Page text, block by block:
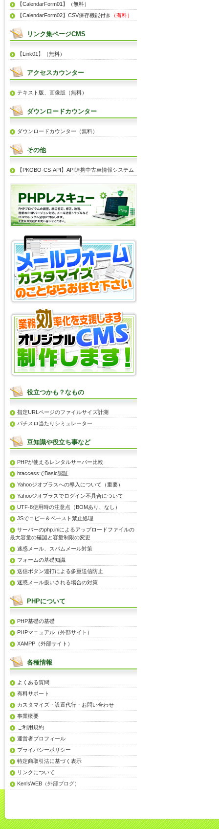
【CalendarForm01】（無料）
【CalendarForm02】CSV保存機能付き
（有料）
リンク集ページCMS
【Link01】（無料）
アクセスカウンター
テキスト版、画像版（無料）
ダウンロードカウンター
ダウンロードカウンター（無料）
その他
【PKOBO-CS-API】API連携中古車情報システム
役立つかも？なもの
指定URLページのファイルサイズ計測
パチスロ当たりシミュレーター
豆知識や役立ち事など
PHPが使えるレンタルサーバー比較
htaccessでBasic認証
Yahooジオプラスへの導入について（重要）
Yahooジオプラスでログイン不具合について
UTF-8使用時の注意点（BOMあり、なし）
JSでコピー＆ペースト禁止処理
サーバーのphp.iniによるアップロードファイルの
最大容量の確認と容量制限の変更
迷惑メール、スパムメール対策
フォームの基礎知識
送信ボタン連打による多重送信防止
迷惑メール扱いされる場合の対策
PHPについて
PHP基礎の基礎
PHPマニュアル（外部サイト）
XAMPP（外部サイト）
各種情報
よくある質問
有料サポート
カスタマイズ・設置代行・お問い合わせ
事業概要
ご利用規約
運営者プロフィール
プライバシーポリシー
特定商取引法に基づく表示
リンクについて
Ken'sWEB （外部ブログ）